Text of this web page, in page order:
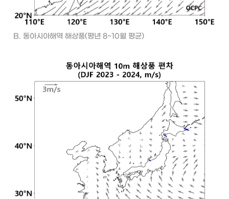
B. 동아시아해역 해상풍(평년 8~10월 평균)